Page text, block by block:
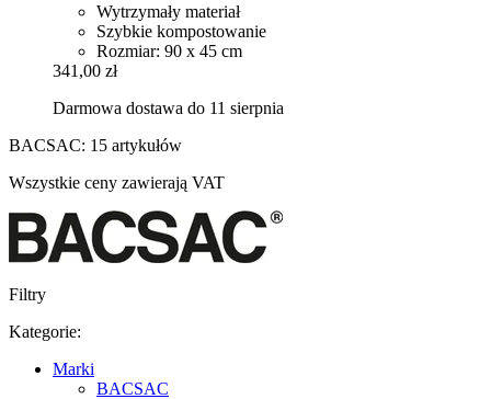
Wytrzymały materiał
Szybkie kompostowanie
Rozmiar: 90 x 45 cm
341,00 zł
Darmowa dostawa do 11 sierpnia
BACSAC: 15 artykułów
Wszystkie ceny zawierają VAT
Filtry
Kategorie:
Marki
BACSAC